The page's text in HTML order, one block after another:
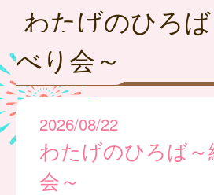
わたげのひろ
べり会～
2026/08/22
わたげのひろば
会～